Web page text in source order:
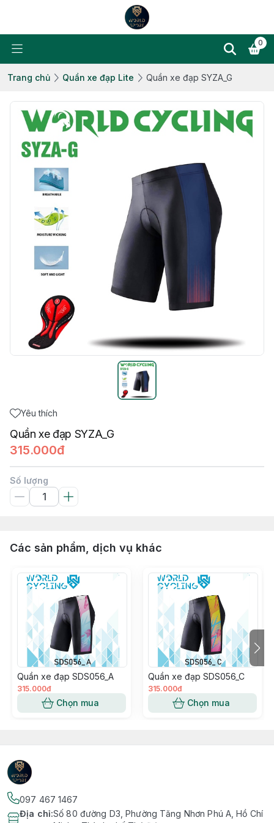
0
Trang chủ Quần xe đạp Lite Quần xe đạp SYZA_G
Yêu thích
Quần xe đạp SYZA_G
315.000đ
Số lượng
Các sản phẩm, dịch vụ khác
Quần xe đạp SDS056_A
315.000đ
Chọn mua
Quần xe đạp SDS056_C
315.000đ
Chọn mua
097 467 1467
Địa chỉ:Số 80 đường D3, Phường Tăng Nhơn Phú A, Hồ Chí